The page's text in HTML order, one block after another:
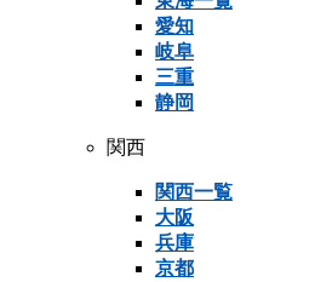
愛知
岐阜
三重
静岡
関西
関西一覧
大阪
兵庫
京都